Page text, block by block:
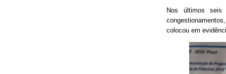
Nos últimos seis
colocou em